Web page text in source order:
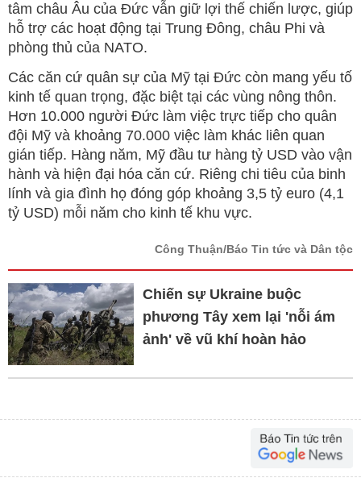
tâm châu Âu của Đức vẫn giữ lợi thế chiến lược, giúp
hỗ trợ các hoạt động tại Trung Đông, châu Phi và
phòng thủ của NATO.
Các căn cứ quân sự của Mỹ tại Đức còn mang yếu tố
kinh tế quan trọng, đặc biệt tại các vùng nông thôn.
Hơn 10.000 người Đức làm việc trực tiếp cho quân
đội Mỹ và khoảng 70.000 việc làm khác liên quan
gián tiếp. Hàng năm, Mỹ đầu tư hàng tỷ USD vào vận
hành và hiện đại hóa căn cứ. Riêng chi tiêu của binh
lính và gia đình họ đóng góp khoảng 3,5 tỷ euro (4,1
tỷ USD) mỗi năm cho kinh tế khu vực.
Công Thuận/Báo Tin tức và Dân tộc
Chiến sự Ukraine buộc
phương Tây xem lại 'nỗi ám
ảnh' về vũ khí hoàn hảo